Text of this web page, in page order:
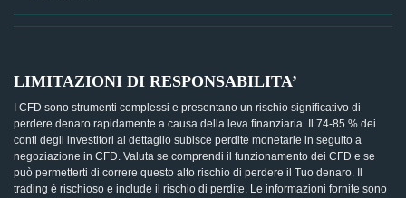
LIMITAZIONI DI RESPONSABILITA’
I CFD sono strumenti complessi e presentano un rischio significativo di
perdere denaro rapidamente a causa della leva finanziaria. Il 74-85 % dei
conti degli investitori al dettaglio subisce perdite monetarie in seguito a
negoziazione in CFD. Valuta se comprendi il funzionamento dei CFD e se
può permetterti di correre questo alto rischio di perdere il Tuo denaro. Il
trading è rischioso e include il rischio di perdite. Le informazioni fornite sono